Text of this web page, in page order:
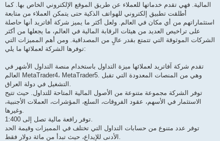
المالية. فهي تقدم خدماتها للعملاء عن طريق الموقع الإلكتروني الخاص بها. كما
أطلقت تطبيق إلكتروني للهواتف الذكية حتى يتمكن العملاء من متابعة
استثماراتهم من أي مكان في العالم. ولعل أكثر ما يميز شركة أفاتريد أنها حاصلة
على تراخيص العديد من هيئات الرقابة المالية في العالم، ما يجعلها من أكثر
الشركات الموثوقة التي تتمتع بقدر عالٍ من المصداقية. ومن أهم المميزات التي
توفرها الشركة لعملائها ما يلي:
تقدم شركة آفاتريد لعملائها ميزة التداول باستخدام منصة التداول الأشهر في
العالم MetaTrader4، MetaTrader5. وهي من المنصات المعدودة التي تقبل
توفر الشركة مجموعة متنوعة من الأصول المالية المتاحة للتداول. حيث تتيح
الاستثمار في الأسهم، عقود الفروقات، السلع، المؤشرات، العملات الأجنبية،
توفر عدد متنوع من حسابات التداول التي تختلف في المميزات وقيمة الحد